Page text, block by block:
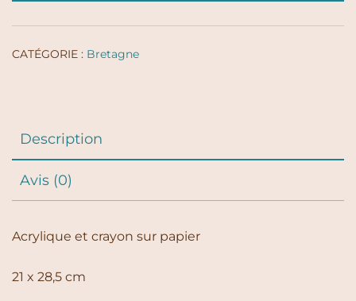
CATÉGORIE : Bretagne
Description
Avis (0)
Acrylique et crayon sur papier
21 x 28,5 cm